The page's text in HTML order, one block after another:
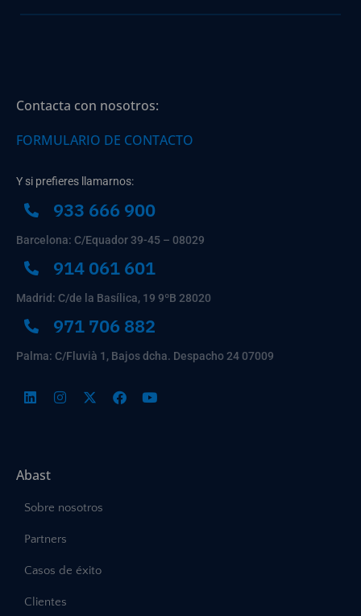
Contacta con nosotros:
FORMULARIO DE CONTACTO
Y si prefieres llamarnos:
933 666 900
Barcelona: C/Equador 39-45 – 08029
914 061 601
Madrid: C/de la Basílica, 19 9ºB 28020
971 706 882
Palma: C/Fluvià 1, Bajos dcha. Despacho 24 07009
Abast
Sobre nosotros
Partners
Casos de éxito
Clientes